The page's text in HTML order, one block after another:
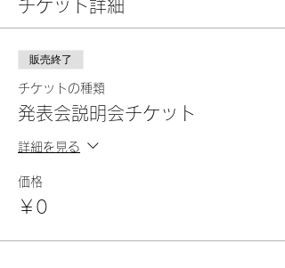
チケット詳細
販売終了
チケットの種類
発表会説明会チケット
詳細を見る
価格
￥0